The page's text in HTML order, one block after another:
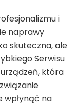
i
naprawy
skuteczna, ale
Serwisu
która
wpłynąć na